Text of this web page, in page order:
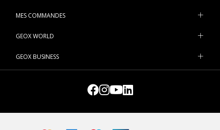
MES COMMANDES
GEOX WORLD
GEOX BUSINESS